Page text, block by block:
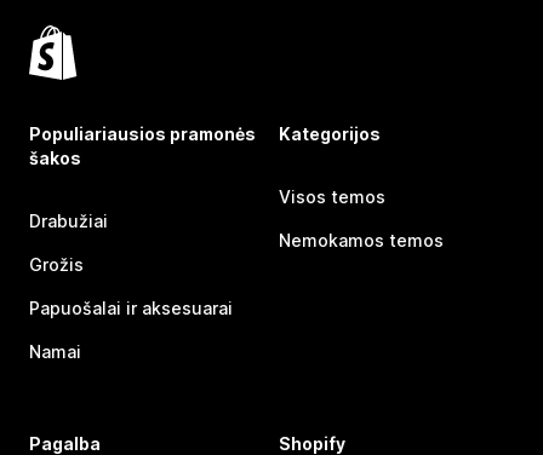
Populiariausios pramonės
šakos
Drabužiai
Grožis
Papuošalai ir aksesuarai
Namai
Kategorijos
Visos temos
Nemokamos temos
Pagalba Shopify